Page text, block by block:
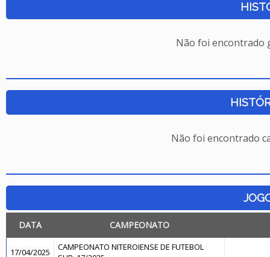
Não foi encontrado
Não foi encontrado
DATA CAMPEONATO
17/04/2025
CAMPEONATO NITEROIENSE DE FUTEBOL